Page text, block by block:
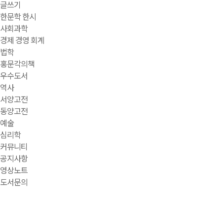
글쓰기
한문학 한시
사회과학
경제 경영 회계
법학
홍문각의책
우수도서
역사
서양고전
동양고전
예술
심리학
커뮤니티
공지사항
영상노트
도서문의